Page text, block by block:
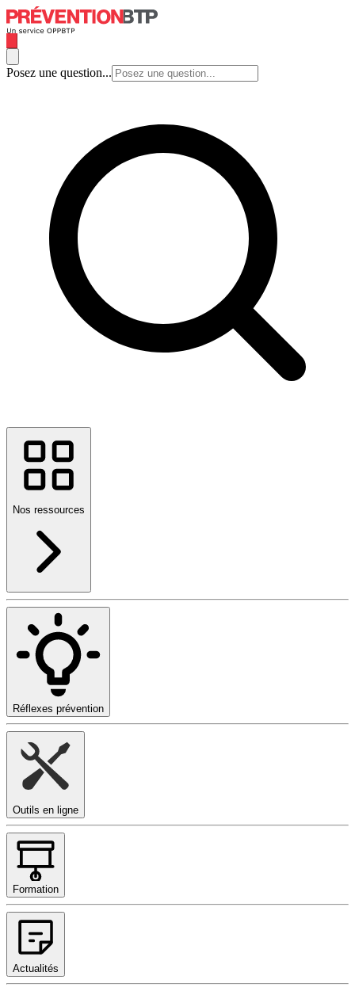
Posez une question...
Nos ressources
Réflexes prévention
Outils en ligne
Formation
Actualités